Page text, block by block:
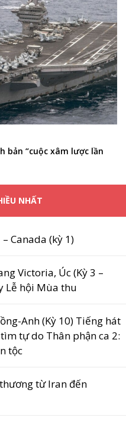
bản “cuộc xâm lược lần
NHẤT
Canada (kỳ 1)
Victoria, Úc (Kỳ 3 –
Lễ hội Mùa thu
Anh (Kỳ 10) Tiếng hát
tự do Thân phận ca 2:
tộc
từ Iran đến